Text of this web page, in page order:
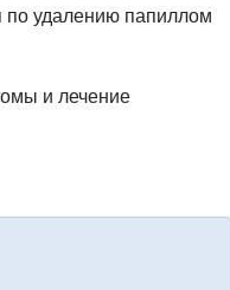
по удалению папиллом
и лечение